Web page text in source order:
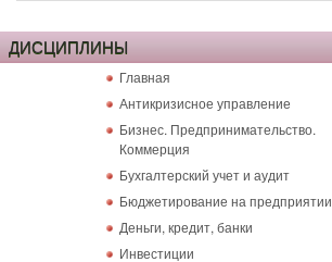
ДИСЦИПЛИНЫ
Главная
Антикризисное управление
Бизнес. Предпринимательство.
Коммерция
Бухгалтерский учет и аудит
Бюджетирование на предприятии
Деньги, кредит, банки
Инвестиции